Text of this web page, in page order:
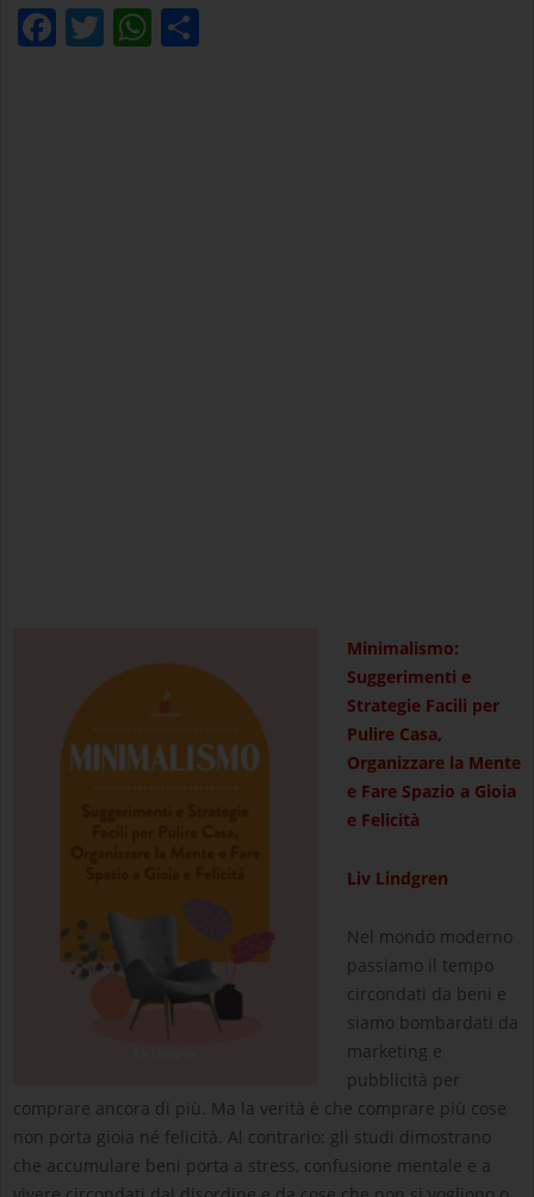
Facebook
TwitterWhatsApp
Minimalismo:
Suggerimenti e
Strategie Facili per
Pulire Casa,
Organizzare la Mente
e Fare Spazio a Gioia
e Felicità
Liv Lindgren
Nel mondo moderno
passiamo il tempo
circondati da beni e
siamo bombardati da
marketing e
pubblicità per
comprare ancora di più. Ma la verità è che comprare più cose
non porta gioia né felicità. Al contrario: gli studi dimostrano
che accumulare beni porta a stress, confusione mentale e a